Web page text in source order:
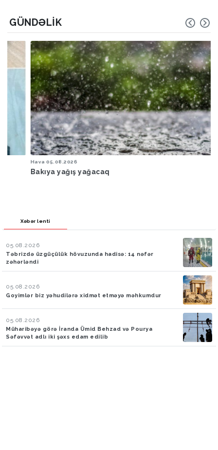
GÜNDƏLIK
05.08.2026
Bakıya yağış yağacaq
Xəbər lenti
05.08.2026
Təbrizdə üzgüçülük hövuzunda hadisə: 14 nəfər
zəhərləndi
05.08.2026
Goyimlər biz yəhudilərə xidmət etməyə məhkumdur
05.08.2026
Müharibəyə görə İranda Ümid Behzad və Pourya
Səfəvvət adlı iki şəxs edam edilib